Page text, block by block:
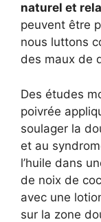
naturel et
peuvent être
nous luttons
des maux de
Des études
poivrée
soulager la
et au
l’huile dans
de noix de
avec une
sur la zone